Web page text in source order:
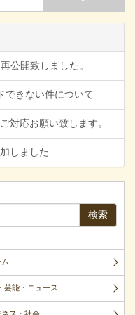
公開致しました。
できない件について
対応お願い致します。
しました
検索
芸能・ニュース